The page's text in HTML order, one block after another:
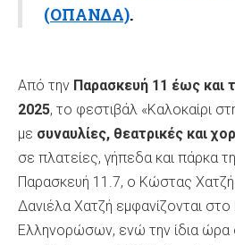
(ΟΠΑΝΔΑ).
Από την Παρασκευή 11 έως και
2025, το φεστιβάλ «Καλοκαίρι
με συναυλίες, θεατρικές και
σε πλατείες, γήπεδα και πάρκα
Παρασκευή 11.7, ο Κώστας
Δανιέλα Χατζή εμφανίζονται
Ελληνορώσων, ενώ την ίδια